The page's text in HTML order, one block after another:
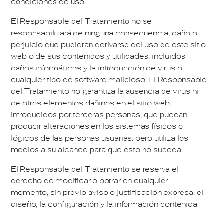
condiciones de uso.
El Responsable del Tratamiento no se
responsabilizará de ninguna consecuencia, daño o
perjuicio que pudieran derivarse del uso de este sitio
web o de sus contenidos y utilidades, incluidos
daños informáticos y la introducción de virus o
cualquier tipo de software malicioso. El Responsable
del Tratamiento no garantiza la ausencia de virus ni
de otros elementos dañinos en el sitio web,
introducidos por terceras personas, que puedan
producir alteraciones en los sistemas físicos o
lógicos de las personas usuarias, pero utiliza los
medios a su alcance para que esto no suceda.
El Responsable del Tratamiento se reserva el
derecho de modificar o borrar en cualquier
momento, sin previo aviso o justificación expresa, el
diseño, la configuración y la información contenida